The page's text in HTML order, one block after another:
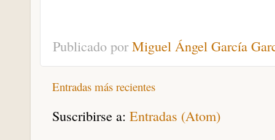
Publicado porMiguel Ángel García
Entradas más recientes
Suscribirse a: Entradas (Atom)